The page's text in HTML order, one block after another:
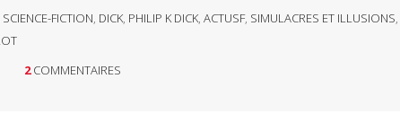
SCIENCE-FICTION, DICK, PHILIP K DICK, ACTUSF, SIMULACRES ET ILLUSIONS,
2 COMMENTAIRES